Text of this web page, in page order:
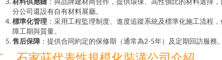
分公司還設有自有材料展廳。
標準化管理 ：采用工程監理制度、進度追蹤系統及標準化施工流程，
障工期與質量。
售后保障 ：提供合同約定的保修期（通常為2-5年）及定期回訪服務